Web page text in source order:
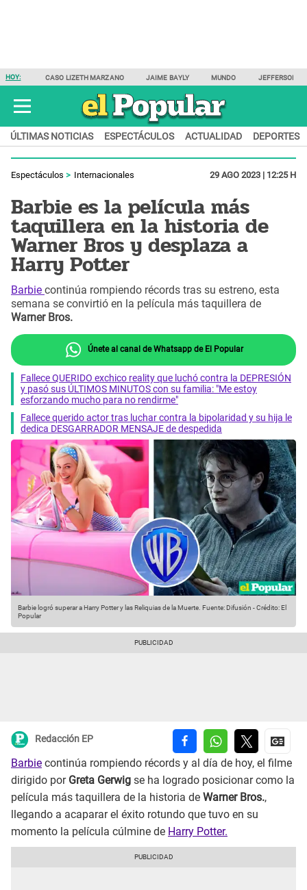
HOY: CASO LIZETH MARZANO JAIME BAYLY MUNDO JEFFERSON
ÚLTIMAS NOTICIAS ESPECTÁCULOS ACTUALIDAD DEPORTES
Espectáculos Internacionales 29 AGO 2023 | 12:25 H
Barbie es la película más
taquillera en la historia de
Warner Bros y desplaza a
Harry Potter
Barbie continúa rompiendo récords tras su estreno, esta
semana se convirtió en la película más taquillera de
Warner Bros.
Únete al canal de Whatsapp de El Popular
Fallece QUERIDO exchico reality que luchó contra la DEPRESIÓN
y pasó sus ÚLTIMOS MINUTOS con su familia: "Me estoy
esforzando mucho para no rendirme"
Fallece querido actor tras luchar contra la bipolaridad y su hija le
dedica DESGARRADOR MENSAJE de despedida
Barbie logró superar a Harry Potter y las Reliquias de la Muerte. Fuente: Difusión -Crédito: El
Popular
Redacción EP
Barbie continúa rompiendo récords y al día de hoy, el filme
dirigido porGreta Gerwig se ha logrado posicionar como la
película más taquillera de la historia de Warner Bros.,
llegando a acaparar el éxito rotundo que tuvo en su
momento la película cúlmine de Harry Potter.